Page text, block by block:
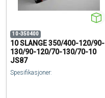
10-350400
10 SLANGE 350/400-120/90-
130/90-120/70-130/70-10
JS87
Spesifikasjoner: